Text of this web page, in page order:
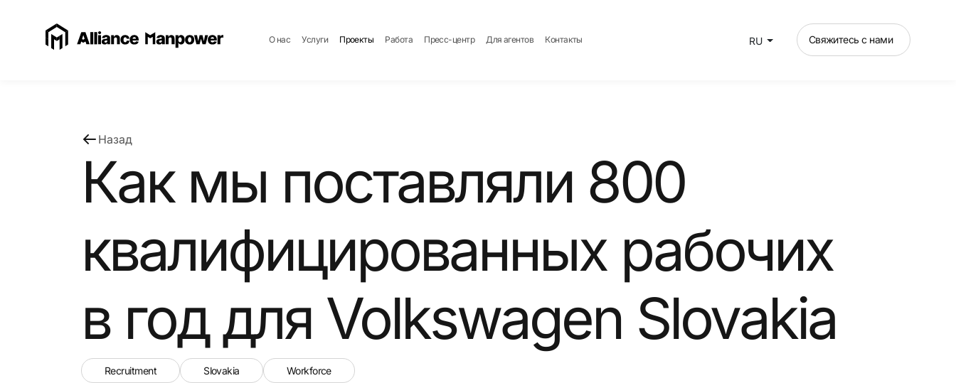
О нас Услуги Проекты Работа Пресс-центр Для агентов Контакты RU Свяжитесь с нами
Назад
Как мы поставляли 800
квалифицированных рабочих
в год для Volkswagen Slovakia
Recruitment Slovakia Workforce